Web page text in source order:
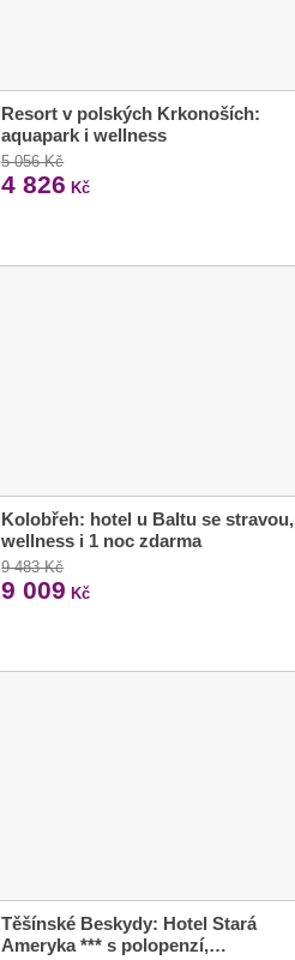
Resort v polských Krkonoších:
aquapark i wellness
5 056 Kč
4 826 Kč
Kolobřeh: hotel u Baltu se stravou,
wellness i 1 noc zdarma
9 483 Kč
9 009 Kč
Těšínské Beskydy: Hotel Stará
Ameryka *** s polopenzí,…